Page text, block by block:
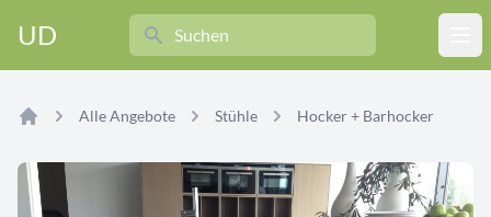
UD
Search
Alle Angebote Stühle Hocker + Barhocker